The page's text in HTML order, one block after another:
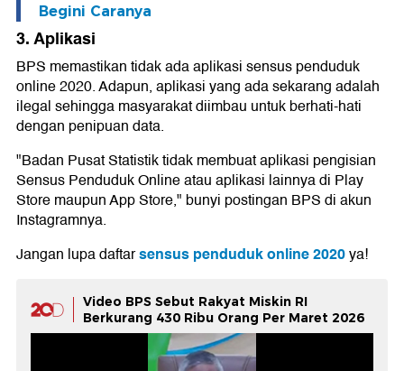
Begini Caranya
3. Aplikasi
BPS memastikan tidak ada aplikasi sensus penduduk
online 2020. Adapun, aplikasi yang ada sekarang adalah
ilegal sehingga masyarakat diimbau untuk berhati-hati
dengan penipuan data.
"Badan Pusat Statistik tidak membuat aplikasi pengisian
Sensus Penduduk Online atau aplikasi lainnya di Play
Store maupun App Store," bunyi postingan BPS di akun
Instagramnya.
Jangan lupa daftarsensus penduduk online 2020ya!
Video BPS Sebut Rakyat Miskin RI
Berkurang 430 Ribu Orang Per Maret 2026